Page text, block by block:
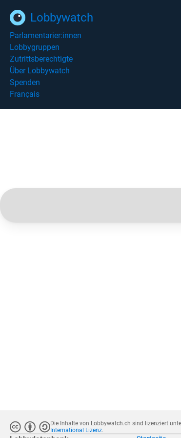
Lobbywatch
Parlamentarier:innen
Lobbygruppen
Zutrittsberechtigte
Über Lobbywatch
Spenden
Français
Die Inhalte von Lobbywatch.ch sind lizenziert
International Lizenz.